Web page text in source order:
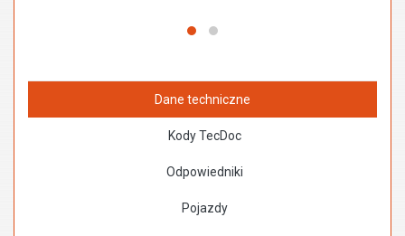
Dane techniczne
Kody TecDoc
Odpowiedniki
Pojazdy